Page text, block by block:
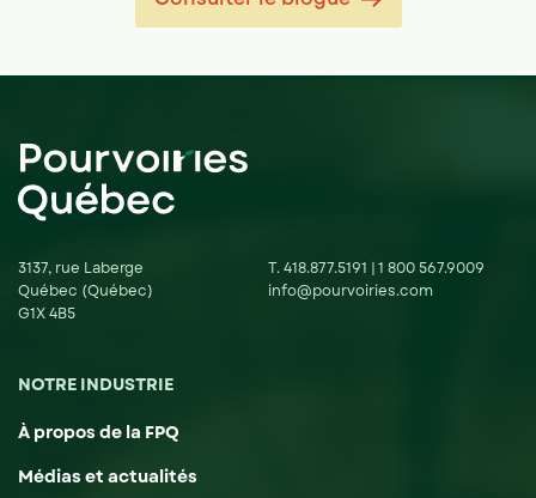
3137, rue Laberge
Québec (Québec)
G1X 4B5
T.418.877.5191 |1 800 567.9009
info@pourvoiries.com
NOTRE INDUSTRIE
À propos de la FPQ
Médias et actualités